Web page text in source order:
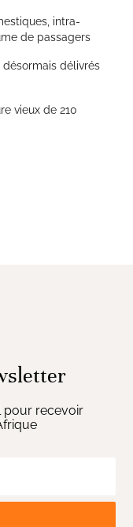
intra-
de passagers
désormais délivrés
vieux de 210
pour recevoir